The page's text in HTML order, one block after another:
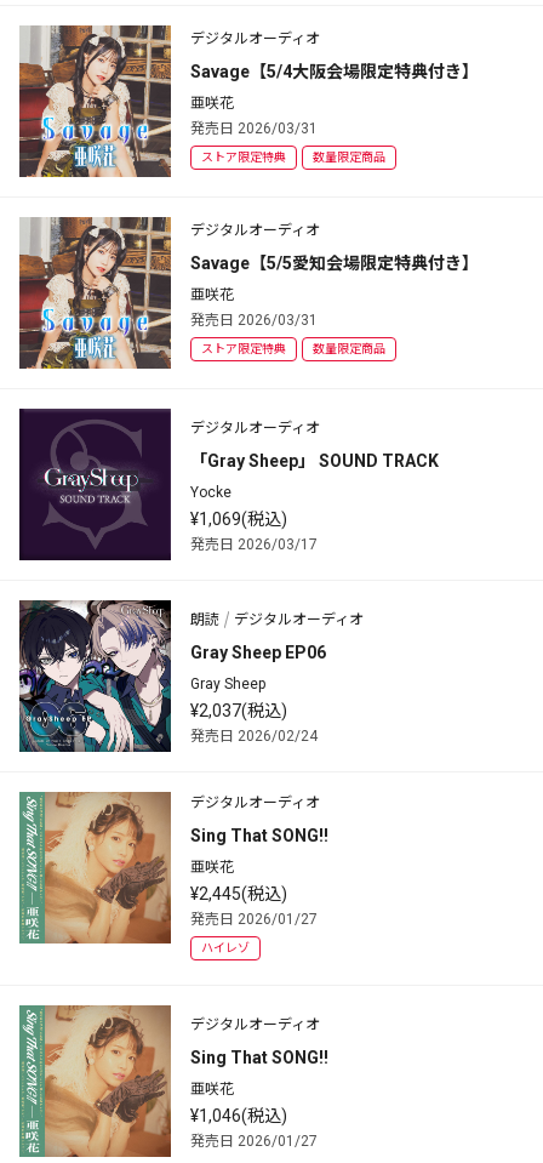
デジタルオーディオ
Savage【5/4大阪会場限定特典付き】
亜咲花
発売日 2026/03/31
ストア限定特典 数量限定商品
デジタルオーディオ
Savage【5/5愛知会場限定特典付き】
亜咲花
発売日 2026/03/31
ストア限定特典 数量限定商品
デジタルオーディオ
「Gray Sheep」 SOUND TRACK
Yocke
¥1,069(税込)
発売日 2026/03/17
朗読 デジタルオーディオ
Gray Sheep EP06
Gray Sheep
¥2,037(税込)
発売日 2026/02/24
デジタルオーディオ
Sing That SONG!!
亜咲花
¥2,445(税込)
発売日 2026/01/27
ハイレゾ
デジタルオーディオ
Sing That SONG!!
亜咲花
¥1,046(税込)
発売日 2026/01/27